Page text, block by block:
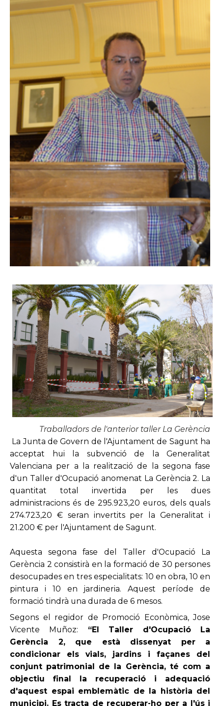
Traballadors de l'anterior taller La Gerència
La Junta de Govern de l'Ajuntament de Sagunt ha
acceptat hui la subvenció de la Generalitat
Valenciana per a la realització de la segona fase
d'un Taller d'Ocupació anomenat La Gerència 2. La
quantitat total invertida per les dues
administracions és de 295.923,20 euros, dels quals
274.723,20 € seran invertits per la Generalitat i
21.200 € per l'Ajuntament de Sagunt.
Aquesta segona fase del Taller d'Ocupació La
Gerència 2 consistirà en la formació de 30 persones
desocupades en tres especialitats: 10 en obra, 10 en
pintura i 10 en jardineria. Aquest període de
formació tindrà una durada de 6 mesos.
Segons el regidor de Promoció Econòmica, Jose
Vicente Muñoz: “El Taller d'Ocupació La
Gerència 2, que està dissenyat per a
condicionar els vials, jardins i façanes del
conjunt patrimonial de la Gerència, té com a
objectiu final la recuperació i adequació
d'aquest espai emblemàtic de la història del
municipi. Es tracta de recuperar-ho per a l'ús i